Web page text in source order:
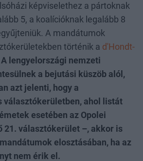
képviselethez a pártoknak
5, a koalícióknak legalább 8
A mandátumok
történik a d'Hondt-
A lengyelországi nemzeti
a bejutási küszöb alól,
azt jelenti, hogy a
választókerületben, ahol listát
esetében az Opolei
21. választókerület –, akkor is
elosztásában, ha az
nem érik el.